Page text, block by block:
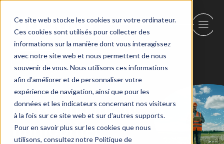
Ce site web stocke les cookies sur votre ordinateur.
Ces cookies sont utilisés pour collecter des
informations sur la manière dont vous interagissez
avec notre site web et nous permettent de nous
souvenir de vous. Nous utilisons ces informations
afin d'améliorer et de personnaliser votre
expérience de navigation, ainsi que pour les
données et les indicateurs concernant nos visiteurs
à la fois sur ce site web et sur d'autres supports.
Pour en savoir plus sur les cookies que nous
utilisons, consultez notre Politique de
Développement
Immobilier